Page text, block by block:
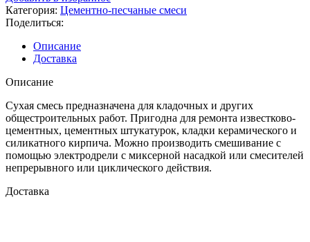
смесь
ШКЦ-150
Быстрой,
25кг
Категория: Цементно-песчаные смеси
Поделиться:
Описание
Доставка
Описание
Сухая смесь предназначена для кладочных и других
общестроительных работ. Пригодна для ремонта известково-
цементных, цементных штукатурок, кладки керамического и
силикатного кирпича. Можно производить смешивание с
помощью электродрели с миксерной насадкой или смесителей
непрерывного или циклического действия.
Доставка